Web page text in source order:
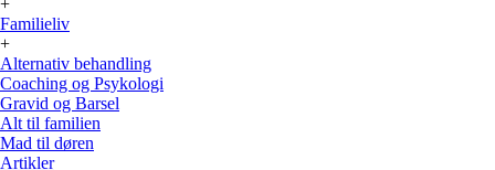
+
Familieliv
+
Alternativ behandling
Coaching og Psykologi
Gravid og Barsel
Alt til familien
Mad til døren
Artikler